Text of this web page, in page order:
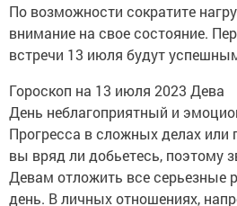
По возможности сократите
внимание на свое состояние.
встречи 13 июля будут
Гороскоп на 13 июля 2023 Дева
День неблагоприятный и
Прогресса в сложных делах или
вы вряд ли добьетесь, поэтому
Девам отложить все серьезные
день. В личных отношениях,